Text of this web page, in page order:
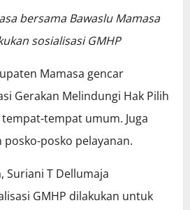
bersama Bawaslu Mamasa
sosialisasi GMHP
Mamasa gencar
Gerakan Melindungi Hak Pilih
tempat umum. Juga
posko pelayanan.
Suriani T Dellumaja
GMHP dilakukan untuk